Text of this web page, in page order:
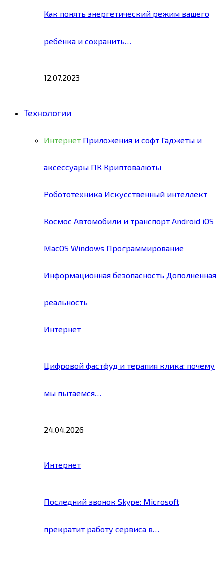
Как понять энергетический режим вашего
ребёнка и сохранить…
12.07.2023
Технологии
Интернет Приложения и софт Гаджеты и
аксессуары ПК Криптовалюты
Робототехника Искусственный интеллект
Космос Автомобили и транспорт Android iOS
MacOS Windows Программирование
Информационная безопасность Дополненная
реальность
Интернет
Цифровой фастфуд и терапия клика: почему
мы пытаемся…
24.04.2026
Интернет
Последний звонок Skype: Microsoft
прекратит работу сервиса в…